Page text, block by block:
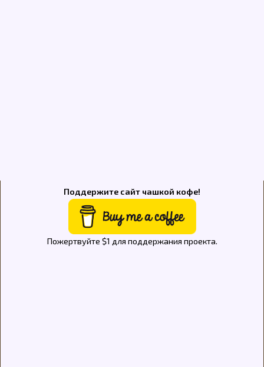
Поддержите сайт чашкой кофе!
Пожертвуйте $1 для поддержания проекта.